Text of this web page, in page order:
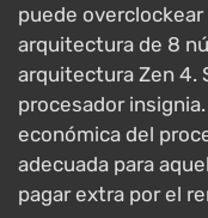
puede overclockear
arquitectura de 8
arquitectura Zen 4.
procesador
económica del
adecuada para
pagar extra por el